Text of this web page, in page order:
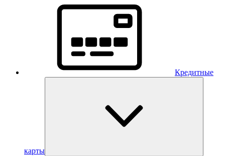
Кредитные
карты